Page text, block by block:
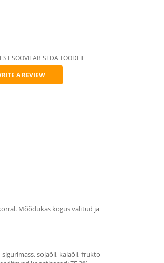
SOOVITAB SEDA TOODET
A REVIEW
Mõõdukas kogus valitud ja
sojaõli, kalaõli, frukto-